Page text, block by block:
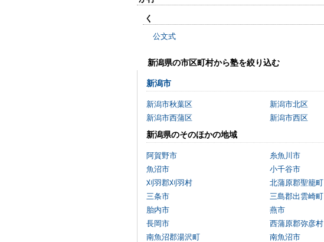
く
公文式
新潟県の市区町村から塾を絞り込む
新潟市
新潟市秋葉区 新潟市北区
新潟市西蒲区
新潟市西区
新潟県のそのほかの地域
阿賀野市 糸魚川市
魚沼市
小千谷市
刈羽郡刈羽村
北蒲原郡聖籠町
三条市
三島郡出雲崎町
胎内市
燕市
長岡市
西蒲原郡弥彦村
南魚沼郡湯沢町
南魚沼市